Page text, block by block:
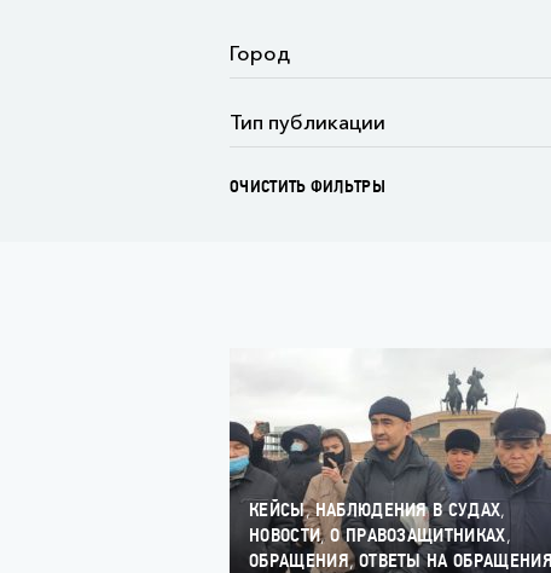
ОЧИСТИТЬ ФИЛЬТРЫ
КЕЙСЫ,НАБЛЮДЕНИЯ В СУДАХ,
НОВОСТИ,О ПРАВОЗАЩИТНИКАХ,
ОБРАЩЕНИЯ,ОТВЕТЫ НА ОБРАЩЕНИЯ